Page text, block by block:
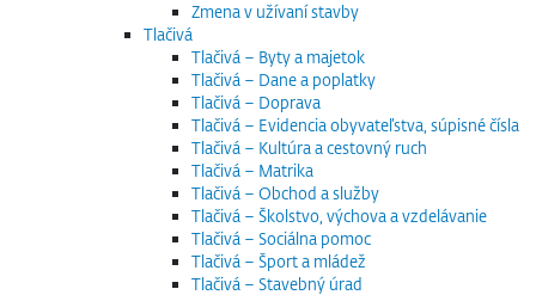
Zmena v užívaní stavby
Tlačivá
Tlačivá – Byty a majetok
Tlačivá – Dane a poplatky
Tlačivá – Doprava
Tlačivá – Evidencia obyvateľstva, súpisné čísla
Tlačivá – Kultúra a cestovný ruch
Tlačivá – Matrika
Tlačivá – Obchod a služby
Tlačivá – Školstvo, výchova a vzdelávanie
Tlačivá – Sociálna pomoc
Tlačivá – Šport a mládež
Tlačivá – Stavebný úrad